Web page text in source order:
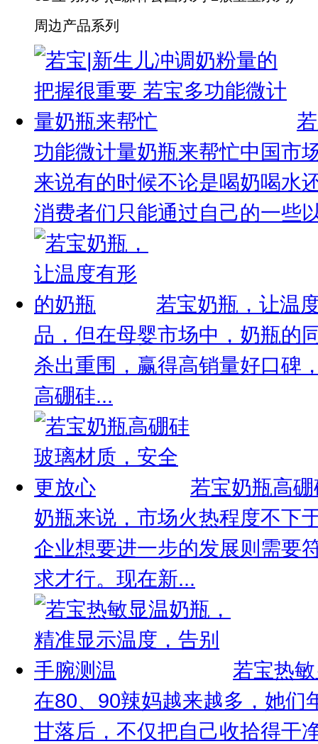
周边产品系列
功能微计量奶瓶来帮忙中国市
来说有的时候不论是喝奶喝水
消费者们只能通过自己的一些
若宝奶瓶，让温
品，但在母婴市场中，奶瓶的
杀出重围，赢得高销量好口碑
高硼硅...
若宝奶瓶高
奶瓶来说，市场火热程度不下
企业想要进一步的发展则需要
求才行。现在新...
若宝热
在80、90辣妈越来越多，她们
甘落后，不仅把自己收拾得干